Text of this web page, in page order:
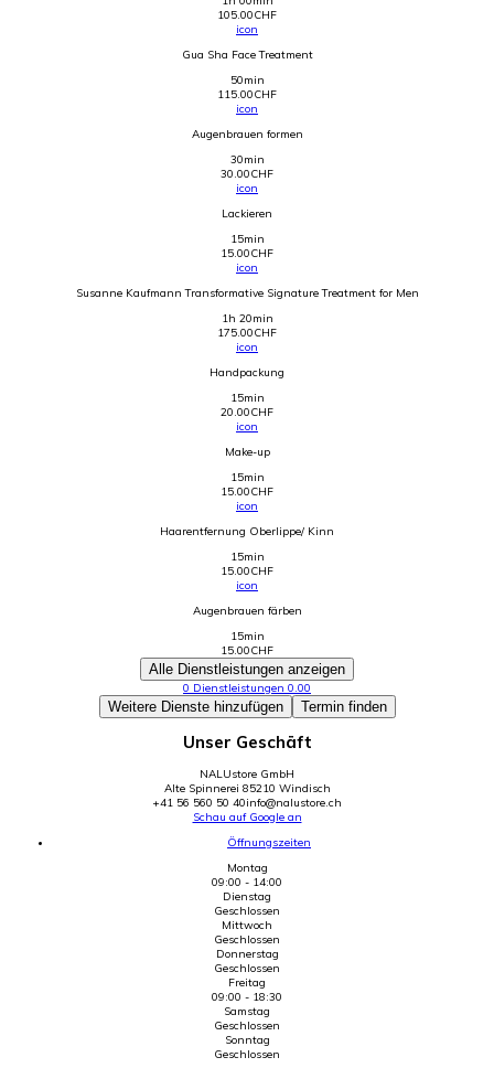
105.00CHF
icon
Gua Sha Face Treatment
50min
115.00CHF
icon
Augenbrauen formen
30min
30.00CHF
icon
Lackieren
15min
15.00CHF
icon
Susanne Kaufmann Transformative Signature Treatment for Men
1h 20min
175.00CHF
icon
Handpackung
15min
20.00CHF
icon
Make-up
15min
15.00CHF
icon
Haarentfernung Oberlippe/ Kinn
15min
15.00CHF
icon
Augenbrauen färben
15min
15.00CHF
Alle Dienstleistungen anzeigen
0 Dienstleistungen 0.00
Weitere Dienste hinzufügen Termin finden
Unser Geschäft
NALUstore GmbH
Alte Spinnerei 85210 Windisch
+41 56 560 50 40info@nalustore.ch
Schau auf Google an
Öffnungszeiten
Montag
09:00 - 14:00
Dienstag
Geschlossen
Mittwoch
Geschlossen
Donnerstag
Geschlossen
Freitag
09:00 - 18:30
Samstag
Geschlossen
Sonntag
Geschlossen